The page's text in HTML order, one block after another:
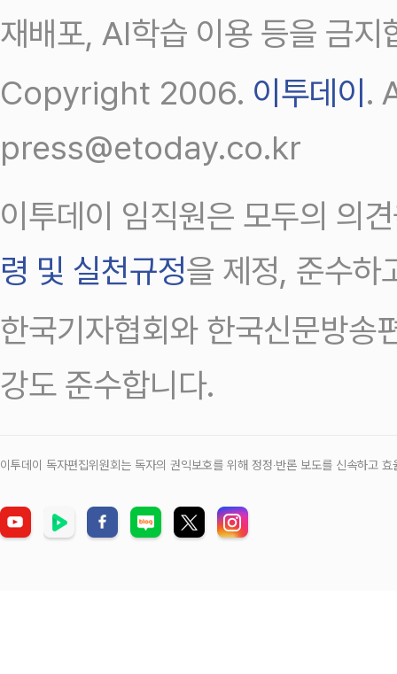
재배포, AI학습 이용 등을 금지
Copyright 2006. 이투데이 .
press@etoday.co.kr
이투데이 임직원은 모두의 의
령 및 실천규정을 제정, 준수하
한국기자협회와 한국신문방송
강도 준수합니다.
이투데이 독자편집위원회는 독자의 권익보호를 위해 정정‧반론 보도를 신속하고